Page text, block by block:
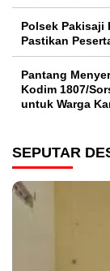
Polsek Pakisaji
Pastikan
Pantang
Kodim 1807/
untuk Warga
SEPUTAR